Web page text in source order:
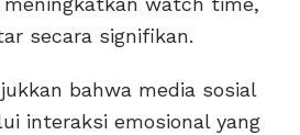
secara signifikan.
bahwa media sosial
interaksi emosional yang